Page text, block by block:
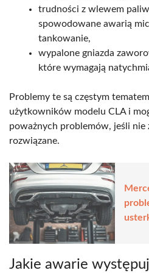
trudności z wlewem
spowodowane awarią
tankowanie,
wypalone gniazda
które wymagają
Problemy te są częstym tematem
użytkowników modelu CLA i
poważnych problemów, jeśli nie
rozwiązane.
Jakie awarie